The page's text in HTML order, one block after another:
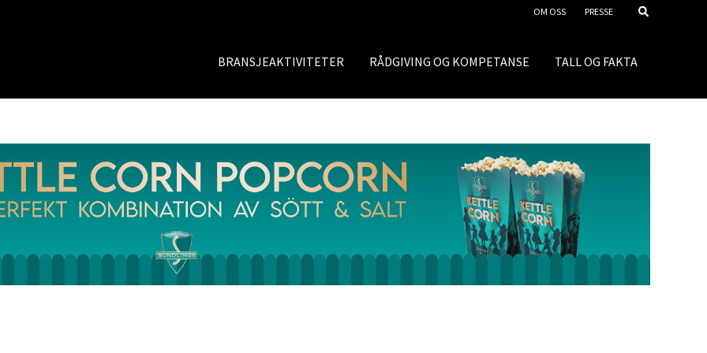
OM OSS PRESSE
BRANSJEAKTIVITETER RÅDGIVING OG KOMPETANSE TALL OG FAKTA